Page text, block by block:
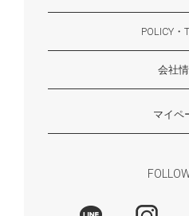
よくあるご質問・お問
お支払いについて
配送・送料について
ギフトサービスについ
一緒に働く？(HAYNI
for Foreigners
POLICY・
返品・交換について
プライバシーポリシー
特定商取引法に基づく
外部送信ポリシー
会社
大阪府大阪市淀川区十八
電話番号：06-6868-9671
※お電話でのお問合せ受
メール：support@hayni.jp
お問い合わせはこちらか
営業時間：10：00～15
定休日： 土・日・祝祭日
※土日祝祭日はお休みを
メールの返信は翌営業
マイペ